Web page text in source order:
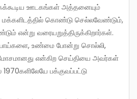
ஊடகங்கள் அத்தனையும்
கொண்டு செல்லவேண்டும்,
என்று வரையறுத்திருக்கிறார்கள்.
உண்மை போன்று சொல்லி,
மோசமானது என்கிற செய்தியை அவர்கள்
பக்குவப்பட்டு